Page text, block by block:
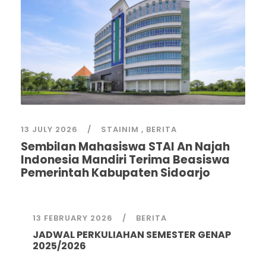
13 JULY 2026 STAINIM , BERITA
Sembilan Mahasiswa STAI An Najah
Indonesia Mandiri Terima Beasiswa
Pemerintah Kabupaten Sidoarjo
13 FEBRUARY 2026 BERITA
JADWAL PERKULIAHAN SEMESTER GENAP
2025/2026